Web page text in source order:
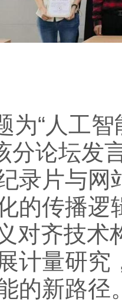
为“人工
分论坛发
录片与网
的传播逻
对齐技术
计量研究
的新路径